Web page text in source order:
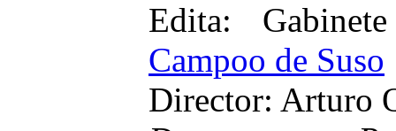
Edita:
Campoo de Suso
Director: Arturo